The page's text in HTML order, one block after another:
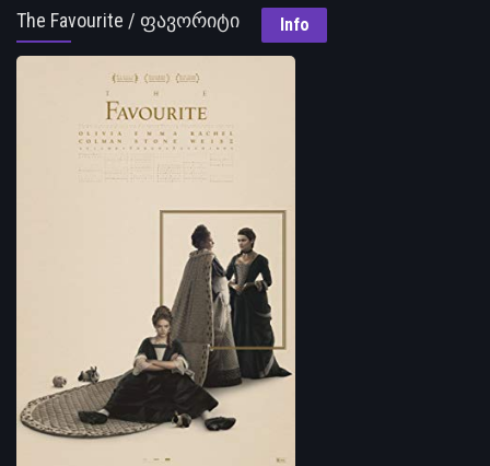
The Favourite / ფავორიტი Info